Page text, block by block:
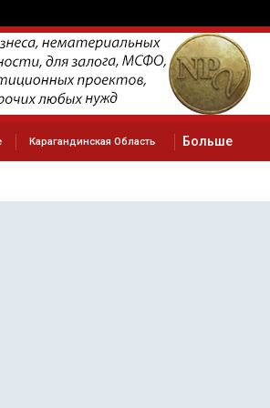
Карагандинская Область Больше